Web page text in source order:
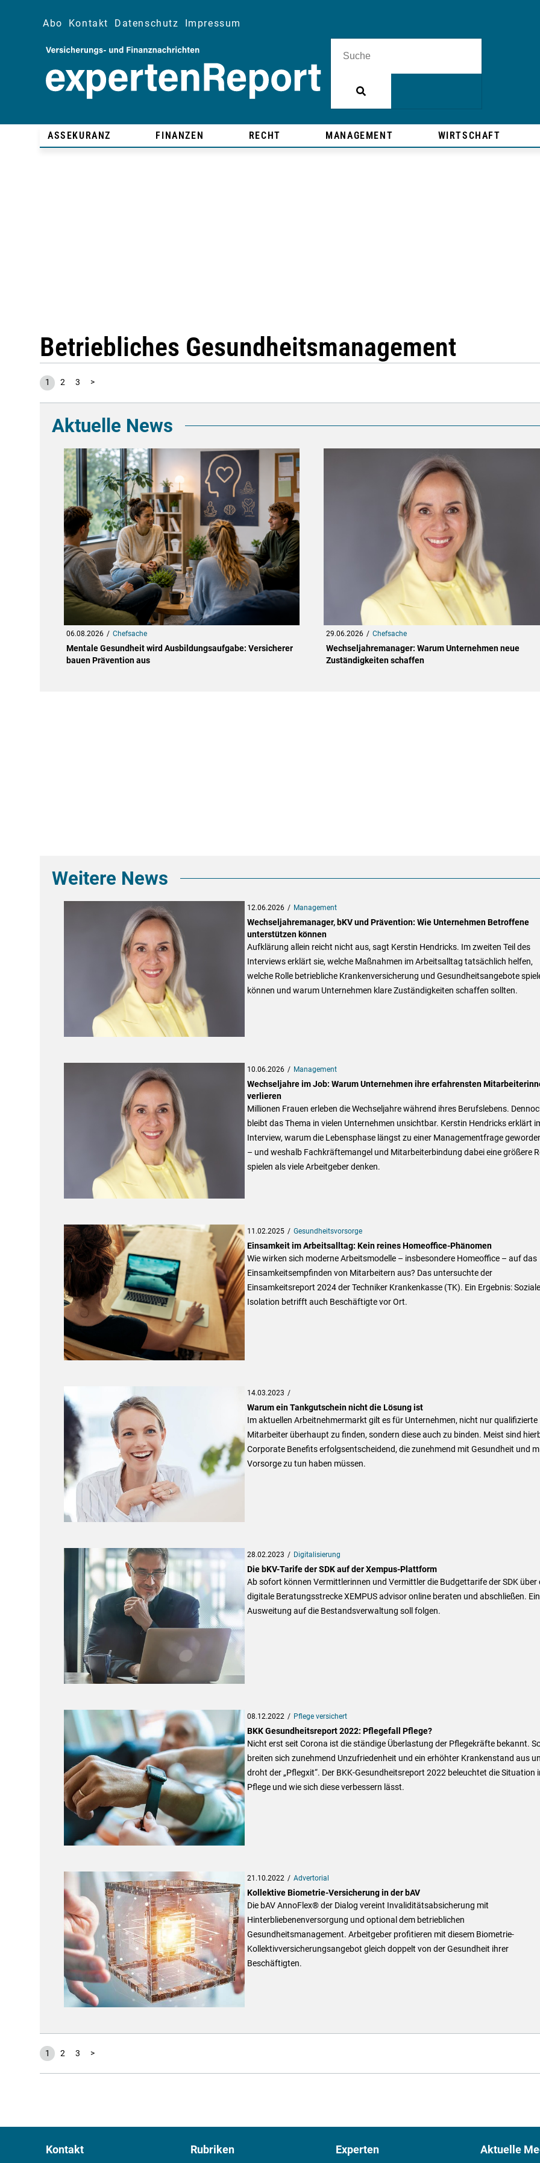
Abo Kontakt Datenschutz Impressum
ASSEKURANZ FINANZEN RECHT MANAGEMENT WIRTSCHAFT
Betriebliches Gesundheitsmanagement
1 2 3 >
Aktuelle News
06.08.2026 Chefsache
Mentale Gesundheit wird Ausbildungsaufgabe: Versicherer
bauen Prävention aus
29.06.2026 Chefsache
Wechseljahremanager: Warum Unternehmen neue
Zuständigkeiten schaffen
Weitere News
12.06.2026 Management
Wechseljahremanager, bKV und Prävention: Wie Unternehmen Betroffene
unterstützen können
Aufklärung allein reicht nicht aus, sagt Kerstin Hendricks. Im zweiten Teil des
Interviews erklärt sie, welche Maßnahmen im Arbeitsalltag tatsächlich helfen,
welche Rolle betriebliche Krankenversicherung und Gesundheitsangebote
können und warum Unternehmen klare Zuständigkeiten schaffen sollten.
10.06.2026 Management
Wechseljahre im Job: Warum Unternehmen ihre erfahrensten
verlieren
Millionen Frauen erleben die Wechseljahre während ihres Berufslebens.
bleibt das Thema in vielen Unternehmen unsichtbar. Kerstin Hendricks erklärt
Interview, warum die Lebensphase längst zu einer Managementfrage
– und weshalb Fachkräftemangel und Mitarbeiterbindung dabei eine größere
spielen als viele Arbeitgeber denken.
11.02.2025 Gesundheitsvorsorge
Einsamkeit im Arbeitsalltag: Kein reines Homeoffice-Phänomen
Wie wirken sich moderne Arbeitsmodelle – insbesondere Homeoffice – auf das
Einsamkeitsempfinden von Mitarbeitern aus? Das untersuchte der
Einsamkeitsreport 2024 der Techniker Krankenkasse (TK). Ein Ergebnis: Soziale
Isolation betrifft auch Beschäftigte vor Ort.
14.03.2023
Warum ein Tankgutschein nicht die Lösung ist
Im aktuellen Arbeitnehmermarkt gilt es für Unternehmen, nicht nur qualifizierte
Mitarbeiter überhaupt zu finden, sondern diese auch zu binden. Meist sind
Corporate Benefits erfolgsentscheidend, die zunehmend mit Gesundheit und
Vorsorge zu tun haben müssen.
28.02.2023 Digitalisierung
Die bKV-Tarife der SDK auf der Xempus-Plattform
Ab sofort können Vermittlerinnen und Vermittler die Budgettarife der SDK über
digitale Beratungsstrecke XEMPUS advisor online beraten und abschließen.
Ausweitung auf die Bestandsverwaltung soll folgen.
08.12.2022 Pflege versichert
BKK Gesundheitsreport 2022: Pflegefall Pflege?
Nicht erst seit Corona ist die ständige Überlastung der Pflegekräfte bekannt.
breiten sich zunehmend Unzufriedenheit und ein erhöhter Krankenstand aus
droht der „Pflegxit“. Der BKK-Gesundheitsreport 2022 beleuchtet die Situation
Pflege und wie sich diese verbessern lässt.
21.10.2022 Advertorial
Kollektive Biometrie-Versicherung in der bAV
Die bAV AnnoFlex® der Dialog vereint Invaliditätsabsicherung mit
Hinterbliebenenversorgung und optional dem betrieblichen
Gesundheitsmanagement. Arbeitgeber profitieren mit diesem Biometrie-
Kollektivversicherungsangebot gleich doppelt von der Gesundheit ihrer
Beschäftigten.
1 2 3 >
Kontakt Rubriken Experten Aktuelle